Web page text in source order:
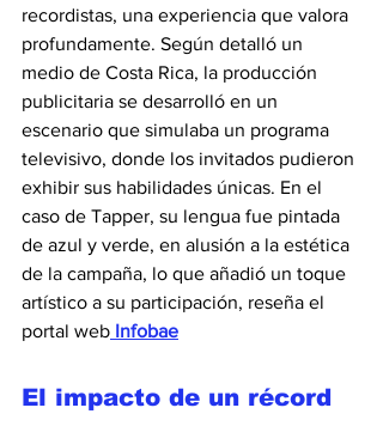
recordistas, una experiencia que valora
profundamente. Según detalló un
medio de Costa Rica, la producción
publicitaria se desarrolló en un
escenario que simulaba un programa
televisivo, donde los invitados pudieron
exhibir sus habilidades únicas. En el
caso de Tapper, su lengua fue pintada
de azul y verde, en alusión a la estética
de la campaña, lo que añadió un toque
artístico a su participación, reseña el
portal web Infobae
El impacto de un récord